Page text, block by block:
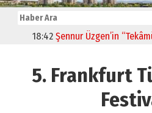
18:42 Şennur Üzgen’in
5. Frankfurt